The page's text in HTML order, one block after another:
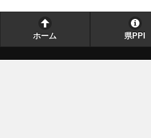
ホーム 県PPI